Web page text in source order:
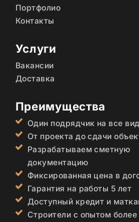
Портфолио
Контакты
Услуги
Вакансии
Доставка
Преимущества
Один подрядчик на все
От проекта до сдачи
Разрабатываем сметную
документацию
Фиксированная цена в
Гарантия на работы 5 лет
Доступный кредит и
Строители с опытом более